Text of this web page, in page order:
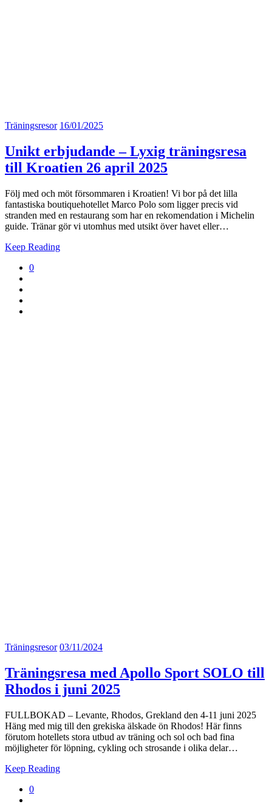
Träningsresor 16/01/2025
Unikt erbjudande – Lyxig träningsresa
till Kroatien 26 april 2025
Följ med och möt försommaren i Kroatien! Vi bor på det lilla
fantastiska boutiquehotellet Marco Polo som ligger precis vid
stranden med en restaurang som har en rekomendation i Michelin
guide. Tränar gör vi utomhus med utsikt över havet eller…
Keep Reading
0
Träningsresor 03/11/2024
Träningsresa med Apollo Sport SOLO till
Rhodos i juni 2025
FULLBOKAD – Levante, Rhodos, Grekland den 4-11 juni 2025
Häng med mig till den grekiska älskade ön Rhodos! Här finns
förutom hotellets stora utbud av träning och sol och bad fina
möjligheter för löpning, cykling och strosande i olika delar…
Keep Reading
0